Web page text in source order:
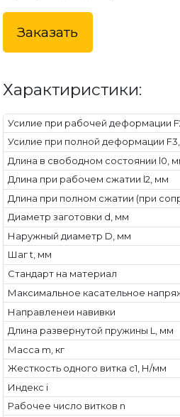
Заказать
Характиристики:
Усилие при рабочей деформации
Усилие при полной деформации
Длина в свободном состоянии l0,
Длина при рабочем сжатии l2, мм
Длина при полном сжатии (при
Диаметр заготовки d, мм
Наружный диаметр D, мм
Шаг t, мм
Стандарт на материал
Максимальное касательное
Направленеи навивки
Длина развернутой пружины L, мм
Масса m, кг
Жесткость одного витка c1, Н/мм
Индекс i
Рабочее число витков n